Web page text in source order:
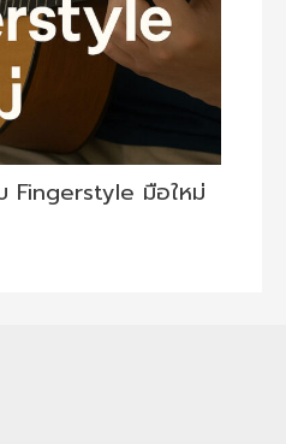
Fingerstyle มือใหม่